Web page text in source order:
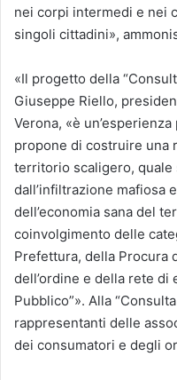
nei corpi intermedi e nei
singoli cittadini»,
«Il progetto della
Giuseppe Riello,
Verona, «è
propone di costruire una
territorio scaligero,
dall’infiltrazione mafiosa
dell’economia sana del
coinvolgimento delle
Prefettura, della Procura
dell’ordine e della rete di
Pubblico”». Alla
rappresentanti delle
dei consumatori e degli